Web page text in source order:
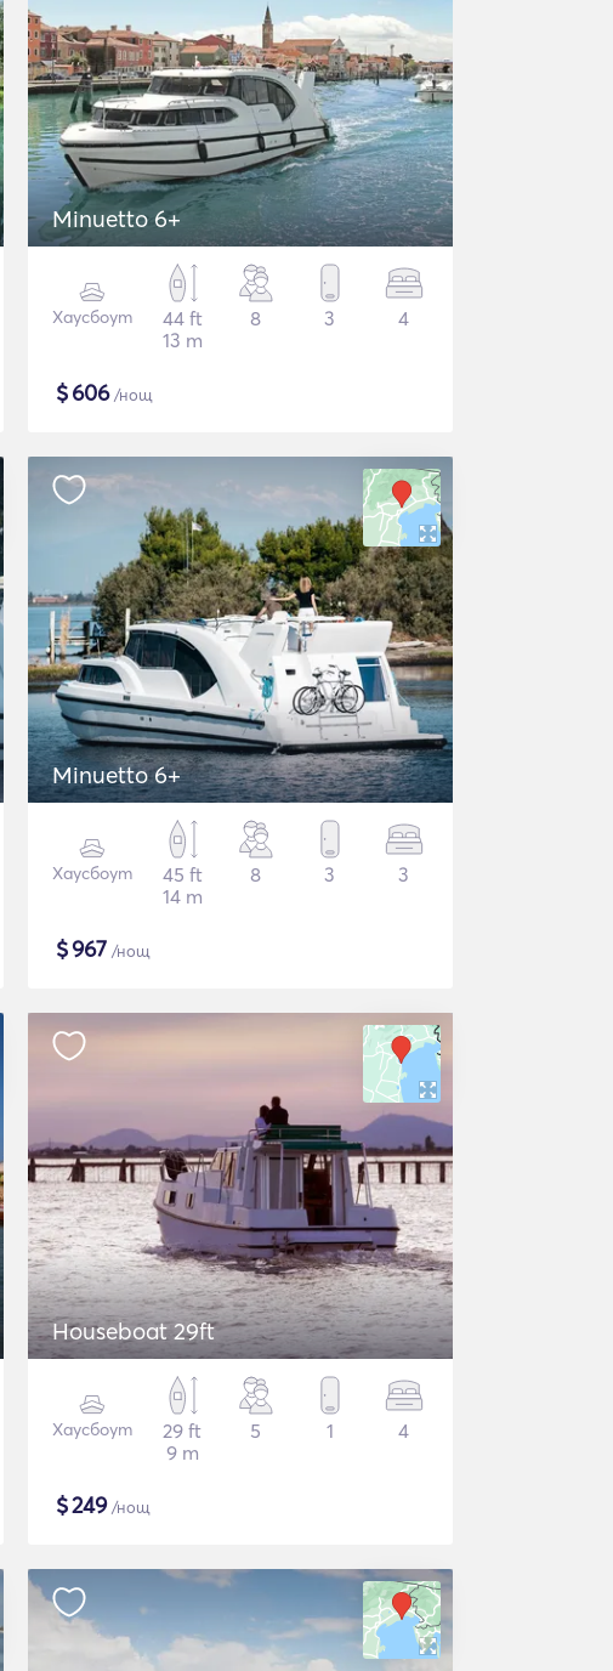
Minuetto 6+
Хаусбоут
44 ft
13 m
8 3 4
$606/нощ
Minuetto 6+
Хаусбоут
45 ft
14 m
8 3 3
$967 /нощ
Houseboat 29ft
Хаусбоут
29 ft
9 m
5 1 4
$249/нощ